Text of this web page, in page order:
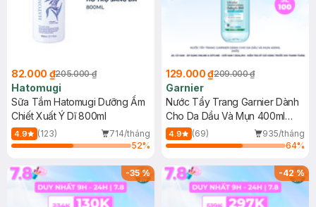
82.000 ₫205.000 ₫
Hatomugi
Sữa Tắm Hatomugi Dưỡng Ẩm
Chiết Xuất Ý Dĩ 800ml
4.9 (123)
714/tháng
52%
129.000 ₫209.000 ₫
Garnier
Nước Tẩy Trang Garnier Dành
Cho Da Dầu Và Mụn 400ml
(Mới)
4.9 (69)
935/tháng
64%
-35% -42%